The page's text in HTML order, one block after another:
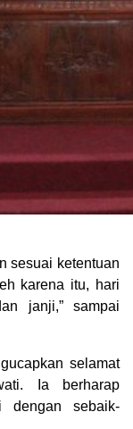
sesuai ketentuan
karena itu, hari
janji,” sampai
selamat
Ia berharap
dengan sebaik-